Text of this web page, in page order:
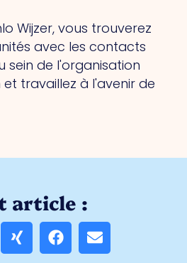
Wijzer, vous trouverez
avec les contacts
sein de l'organisation
travaillez à l'avenir de
article :